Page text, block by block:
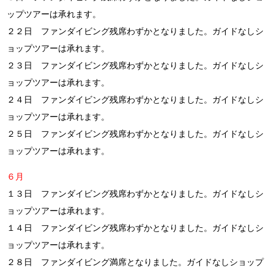
ップツアーは承れます。
２２日 ファンダイビング残席わずかとなりました。ガイドなしシ
ョップツアーは承れます。
２３日 ファンダイビング残席わずかとなりました。ガイドなしシ
ョップツアーは承れます。
２４日 ファンダイビング残席わずかとなりました。ガイドなしシ
ョップツアーは承れます。
２５日 ファンダイビング残席わずかとなりました。ガイドなしシ
ョップツアーは承れます。
６月
１３日 ファンダイビング残席わずかとなりました。ガイドなしシ
ョップツアーは承れます。
１４日 ファンダイビング残席わずかとなりました。ガイドなしシ
ョップツアーは承れます。
２８日 ファンダイビング満席となりました。ガイドなしショップ